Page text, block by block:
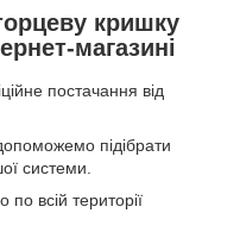
кришку
магазині
постачання від
підібрати
системи.
всій території